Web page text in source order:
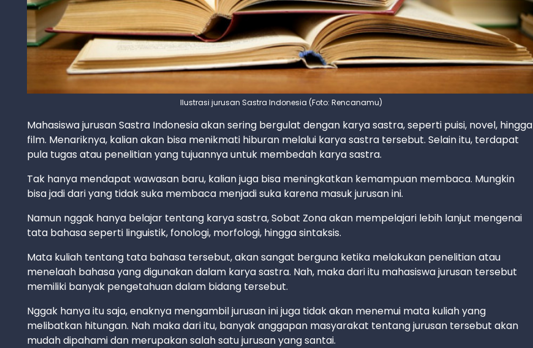
Ilustrasi jurusan Sastra Indonesia (Foto: Rencanamu)
Mahasiswa jurusan Sastra Indonesia akan sering bergulat dengan karya sastra, seperti puisi, novel, hingga
film. Menariknya, kalian akan bisa menikmati hiburan melalui karya sastra tersebut. Selain itu, terdapat
pula tugas atau penelitian yang tujuannya untuk membedah karya sastra.
Tak hanya mendapat wawasan baru, kalian juga bisa meningkatkan kemampuan membaca. Mungkin
bisa jadi dari yang tidak suka membaca menjadi suka karena masuk jurusan ini.
Namun nggak hanya belajar tentang karya sastra, Sobat Zona akan mempelajari lebih lanjut mengenai
tata bahasa seperti linguistik, fonologi, morfologi, hingga sintaksis.
Mata kuliah tentang tata bahasa tersebut, akan sangat berguna ketika melakukan penelitian atau
menelaah bahasa yang digunakan dalam karya sastra. Nah, maka dari itu mahasiswa jurusan tersebut
memiliki banyak pengetahuan dalam bidang tersebut.
Nggak hanya itu saja, enaknya mengambil jurusan ini juga tidak akan menemui mata kuliah yang
melibatkan hitungan. Nah maka dari itu, banyak anggapan masyarakat tentang jurusan tersebut akan
mudah dipahami dan merupakan salah satu jurusan yang santai.